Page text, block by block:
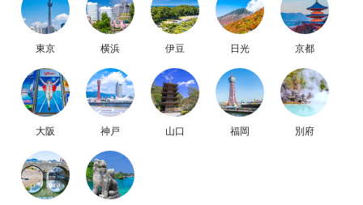
東京 横浜 伊豆 日光 京都
大阪 神戸 山口 福岡 別府